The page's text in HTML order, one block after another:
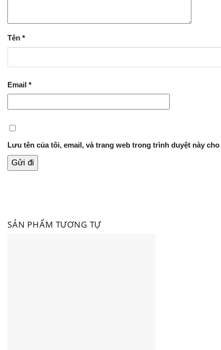
Tên *
Email *
Lưu tên của tôi, email, và trang web trong trình duyệt này
SẢN PHẨM TƯƠNG TỰ